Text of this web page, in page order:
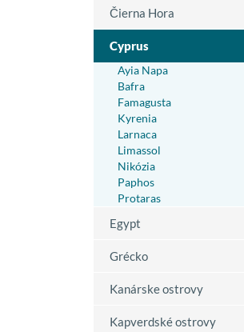
Čierna Hora
Cyprus
Ayia Napa
Bafra
Famagusta
Kyrenia
Larnaca
Limassol
Nikózia
Paphos
Protaras
Egypt
Grécko
Kanárske ostrovy
Kapverdské ostrovy